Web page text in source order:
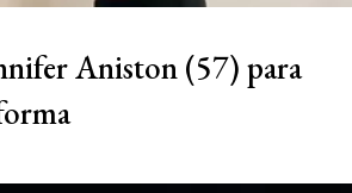
Aniston (57) para